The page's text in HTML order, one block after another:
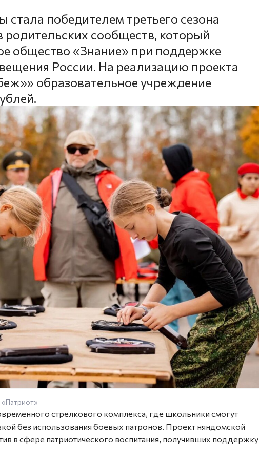
победителем третьего сезона
родительских сообществ, который
общество «Знание» при поддержке
России. На реализацию проекта
образовательное учреждение
стрелкового комплекса, где школьники смогут
без использования боевых патронов. Проект няндомской
в сфере патриотического воспитания, получивших поддержку